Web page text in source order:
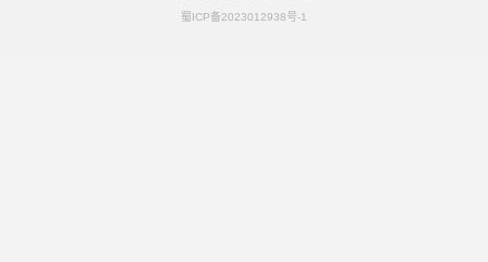
蜀ICP备2023012938号-1